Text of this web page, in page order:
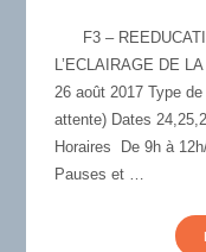
F3 –
L’ECLAIRAGE DE
26 août 2017 Type
attente) Dates
Horaires De 9h à
Pauses et …